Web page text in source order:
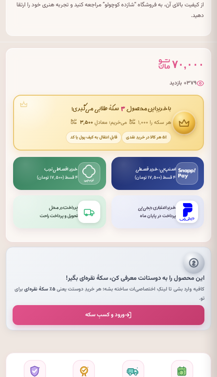
از کیفیت بالای آن، به فروشگاه “شازده کوچولو” مراجعه کنید و تجربه هنری خود را ارتقا
دهید.
۷۰,۰۰۰
۳۷۹+ بازدید
با خریدِ این محصول ۳ سکهٔ طلایی می‌گیری!
هر سکه را ۱٬۰۰۰ می‌خریم؛ معادلِ۳٬۵۰۰
۵٪ هر کالا در خریدِ نقدی قابلِ انتقال به کیف پول یا کد
اسنپ‌پی: خرید قسطی
۴ قسط (۱۷٬۵۰۰ تومان)
خرید اقساطی ترب
۴ قسط (۱۷٬۵۰۰ تومان)
خرید اعتباری دیجی‌پی
پرداخت در پایان ماه
پرداخت در محل
تحویل و پرداخت راحت
این محصول را به دوستانت معرفی کن،سکهٔ نقره‌ایبگیر!
کافیه وارد بشی تا لینکِ اختصاصی‌ات ساخته بشه؛ هر خریدِ دوستت یعنی۵٪ سکهٔ نقره‌ای
برای
تو.
ورود و کسبِ سکه